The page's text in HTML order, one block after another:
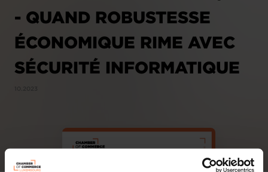
- QUAND ROBUSTESSE
ÉCONOMIQUE RIME AVEC
SÉCURITÉ INFORMATIQUE